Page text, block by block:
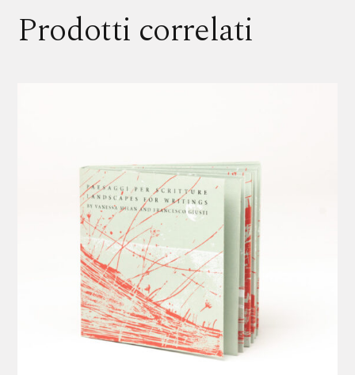
Prodotti correlati